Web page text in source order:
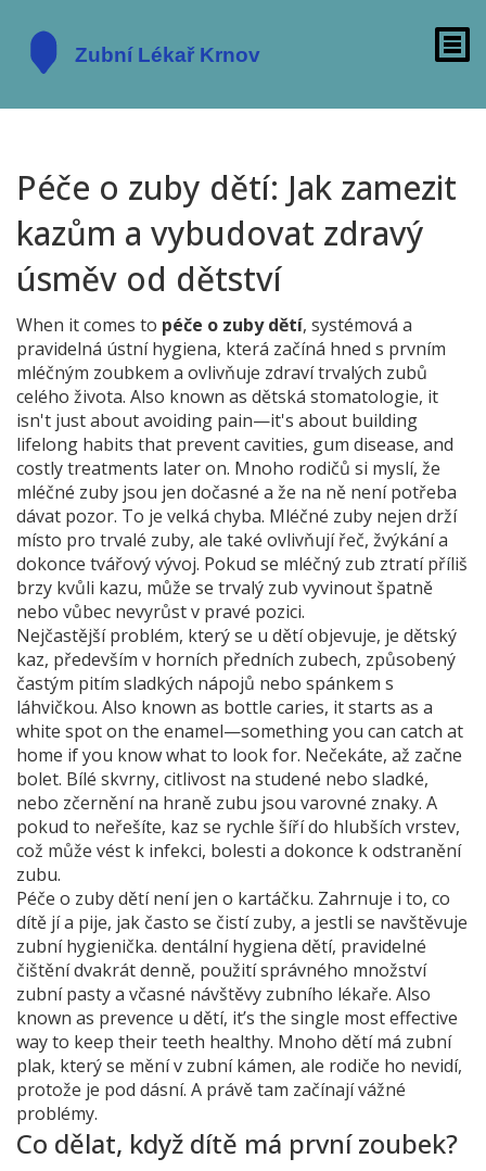
Péče o zuby dětí: Jak zamezit
kazům a vybudovat zdravý
úsměv od dětství
When it comes to péče o zuby dětí, systémová a
pravidelná ústní hygiena, která začíná hned s prvním
mléčným zoubkem a ovlivňuje zdraví trvalých zubů
celého života. Also known as dětská stomatologie, it
isn't just about avoiding pain—it's about building
lifelong habits that prevent cavities, gum disease, and
costly treatments later on. Mnoho rodičů si myslí, že
mléčné zuby jsou jen dočasné a že na ně není potřeba
dávat pozor. To je velká chyba. Mléčné zuby nejen drží
místo pro trvalé zuby, ale také ovlivňují řeč, žvýkání a
dokonce tvářový vývoj. Pokud se mléčný zub ztratí příliš
brzy kvůli kazu, může se trvalý zub vyvinout špatně
nebo vůbec nevyrůst v pravé pozici.
Nejčastější problém, který se u dětí objevuje, je dětský
kaz, především v horních předních zubech, způsobený
častým pitím sladkých nápojů nebo spánkem s
láhvičkou. Also known as bottle caries, it starts as a
white spot on the enamel—something you can catch at
home if you know what to look for. Nečekáte, až začne
bolet. Bílé skvrny, citlivost na studené nebo sladké,
nebo zčernění na hraně zubu jsou varovné znaky. A
pokud to neřešíte, kaz se rychle šíří do hlubších vrstev,
což může vést k infekci, bolesti a dokonce k odstranění
zubu.
Péče o zuby dětí není jen o kartáčku. Zahrnuje i to, co
dítě jí a pije, jak často se čistí zuby, a jestli se navštěvuje
zubní hygienička. dentální hygiena dětí, pravidelné
čištění dvakrát denně, použití správného množství
zubní pasty a včasné návštěvy zubního lékaře. Also
known as prevence u dětí, it’s the single most effective
way to keep their teeth healthy. Mnoho dětí má zubní
plak, který se mění v zubní kámen, ale rodiče ho nevidí,
protože je pod dásní. A právě tam začínají vážné
problémy.
Co dělat, když dítě má první zoubek?